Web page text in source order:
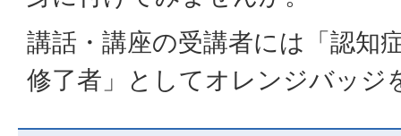
講話・講座の受講者には「認知
修了者」としてオレンジバッジ